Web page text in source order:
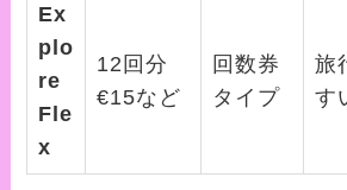
Ex
plo
re
Fle
x
12回分
€15など
回数券
タイプ
旅
す